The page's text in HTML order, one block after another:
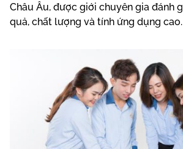
Châu Âu, được giới chuyên gia đánh
quả, chất lượng và tính ứng dụng cao.